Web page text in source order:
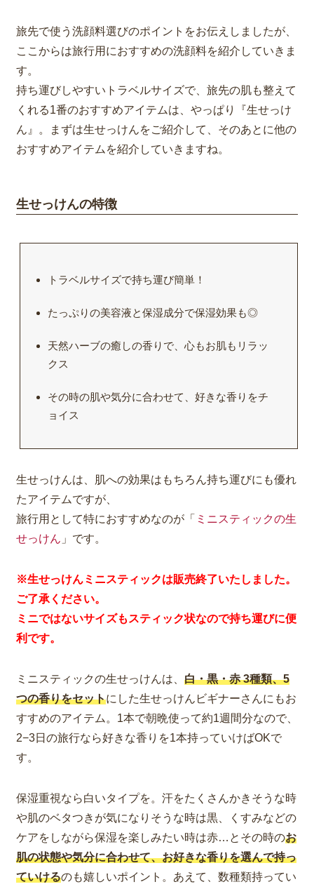
旅先で使う洗顔料選びのポイントをお伝えしましたが、
ここからは旅行用におすすめの洗顔料を紹介していきま
す。
持ち運びしやすいトラベルサイズで、旅先の肌も整えて
くれる1番のおすすめアイテムは、やっぱり『生せっけ
ん』。まずは生せっけんをご紹介して、そのあとに他の
おすすめアイテムを紹介していきますね。
生せっけんの特徴
トラベルサイズで持ち運び簡単！
たっぷりの美容液と保湿成分で保湿効果も◎
天然ハーブの癒しの香りで、心もお肌もリラッ
クス
その時の肌や気分に合わせて、好きな香りをチ
ョイス
生せっけんは、肌への効果はもちろん持ち運びにも優れ
たアイテムですが、
旅行用として特におすすめなのが「 ミニスティックの生
せっけん 」です。
※生せっけんミニスティックは販売終了いたしました。
ご了承ください。
ミニではないサイズもスティック状なので持ち運びに便
利です。
ミニスティックの生せっけんは、 白・黒・赤 3種類、5
つの香りをセットにした生せっけんビギナーさんにもお
すすめのアイテム。 1本で朝晩使って約1週間分なので、
2−3日の旅行なら好きな香りを1本持っていけばOKで
す。
保湿重視なら白いタイプを。汗をたくさんかきそうな時
や肌のベタつきが気になりそうな時は黒、くすみなどの
ケアをしながら保湿を楽しみたい時は赤…とその時のお
肌の状態や気分に合わせて、お好きな香りを選んで持っ
ていけるのも嬉しいポイント。あえて、数種類持ってい